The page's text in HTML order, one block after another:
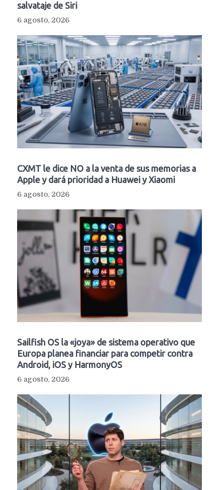
salvataje de Siri
6 agosto, 2026
CXMT le dice NO a la venta de sus memorias a
Apple y dará prioridad a Huawei y Xiaomi
6 agosto, 2026
Sailfish OS la «joya» de sistema operativo que
Europa planea financiar para competir contra
Android, iOS y HarmonyOS
6 agosto, 2026